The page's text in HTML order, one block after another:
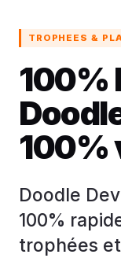
TROPHEES &
100%
100%
Doodle
100%
trophées